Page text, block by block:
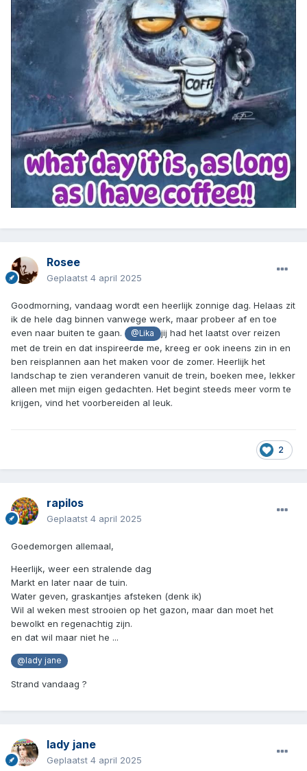
Rosee
Geplaatst 4 april 2025
Goodmorning, vandaag wordt een heerlijk zonnige dag. Helaas zit
ik de hele dag binnen vanwege werk, maar probeer af en toe
even naar buiten te gaan.
@Lika
jij had het laatst over reizen
met de trein en dat inspireerde me, kreeg er ook ineens zin in en
ben reisplannen aan het maken voor de zomer. Heerlijk het
landschap te zien veranderen vanuit de trein, boeken mee, lekker
alleen met mijn eigen gedachten. Het begint steeds meer vorm te
krijgen, vind het voorbereiden al leuk.
2
rapilos
Geplaatst 4 april 2025
Goedemorgen allemaal,
Heerlijk, weer een stralende dag
Markt en later naar de tuin.
Water geven, graskantjes afsteken (denk ik)
Wil al weken mest strooien op het gazon, maar dan moet het
bewolkt en regenachtig zijn.
en dat wil maar niet he ...
@lady jane
Strand vandaag ?
lady jane
Geplaatst 4 april 2025